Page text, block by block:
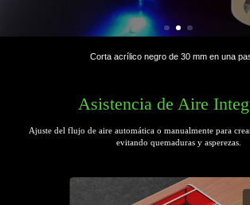
Corta chapa de acero inoxidable de 0,2 mm en
Corta de tabla de madera de 22mm en una
Corta acrílico negro de 30 mm en una
Corta chapa de acero inoxidable de 0,2 mm en
Corta de tabla de madera de 22mm en una
Asistencia de Aire
Ajuste del flujo de aire automática o manualmente para
evitando quemaduras y asperezas.